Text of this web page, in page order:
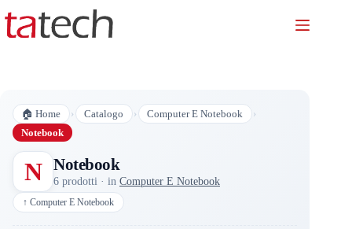
al
contenuto
🏠 Home › Catalogo › Computer E Notebook
›
Notebook
N Notebook
6 prodotti · in Computer E Notebook
↑ Computer E Notebook